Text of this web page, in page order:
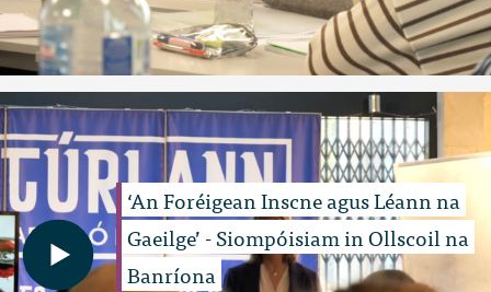
‘An Foréigean Inscne agus Léann na
Gaeilge’ - Siompóisiam in Ollscoil na
Banríona